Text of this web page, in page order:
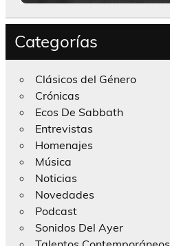
Categorías
Clásicos del Género
Crónicas
Ecos De Sabbath
Entrevistas
Homenajes
Música
Noticias
Novedades
Podcast
Sonidos Del Ayer